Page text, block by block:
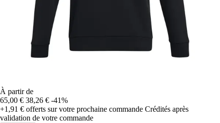
À partir de
65,00 € 38,26 € -41%
+1,91 € offerts sur votre prochaine commande Crédités après
validation de votre commande